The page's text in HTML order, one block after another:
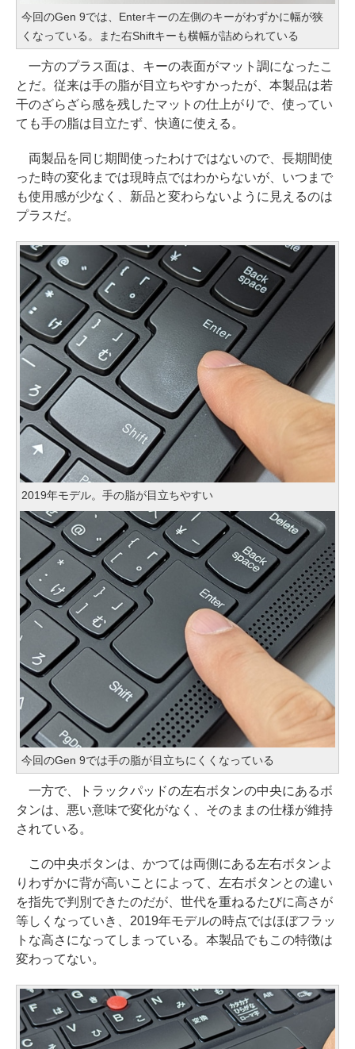
今回のGen 9では、Enterキーの左側のキーがわずかに幅が狭
くなっている。また右Shiftキーも横幅が詰められている
一方のプラス面は、キーの表面がマット調になったこ
とだ。従来は手の脂が目立ちやすかったが、本製品は若
干のざらざら感を残したマットの仕上がりで、使ってい
ても手の脂は目立たず、快適に使える。
両製品を同じ期間使ったわけではないので、長期間使
った時の変化までは現時点ではわからないが、いつまで
も使用感が少なく、新品と変わらないように見えるのは
プラスだ。
2019年モデル。手の脂が目立ちやすい
今回のGen 9では手の脂が目立ちにくくなっている
一方で、トラックパッドの左右ボタンの中央にあるボ
タンは、悪い意味で変化がなく、そのままの仕様が維持
されている。
この中央ボタンは、かつては両側にある左右ボタンよ
りわずかに背が高いことによって、左右ボタンとの違い
を指先で判別できたのだが、世代を重ねるたびに高さが
等しくなっていき、2019年モデルの時点ではほぼフラッ
トな高さになってしまっている。本製品でもこの特徴は
変わってない。